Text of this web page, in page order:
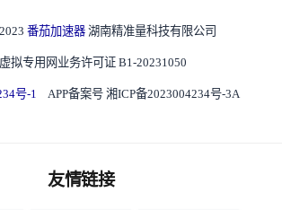
番茄加速器 湖南精准量科技有限公司
拟专用网业务许可证 B1-20231050
号-1 APP备案号 湘ICP备2023004234号-3A
友情链接